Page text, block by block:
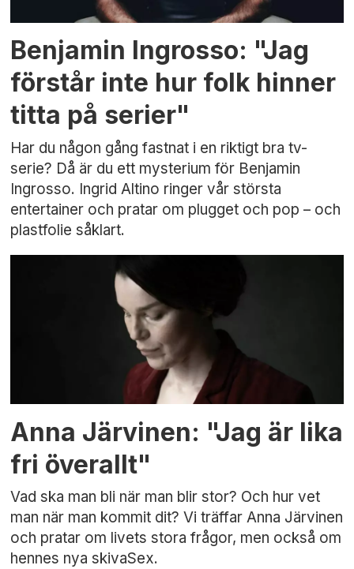
Benjamin Ingrosso: "Jag
förstår inte hur folk hinner
titta på serier"
Har du någon gång fastnat i en riktigt bra tv-
serie? Då är du ett mysterium för Benjamin
Ingrosso. Ingrid Altino ringer vår största
entertainer och pratar om plugget och pop – och
plastfolie såklart.
Anna Järvinen: "Jag är lika
fri överallt"
Vad ska man bli när man blir stor? Och hur vet
man när man kommit dit? Vi träffar Anna Järvinen
och pratar om livets stora frågor, men också om
hennes nya skivaSex.